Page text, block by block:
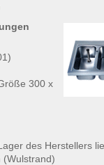
300 x
des Herstellers